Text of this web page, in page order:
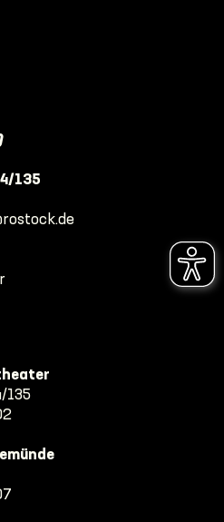
135
135